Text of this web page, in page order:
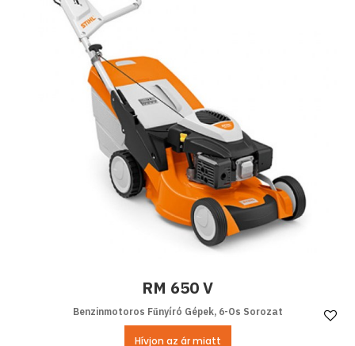
RM 650 V
Benzinmotoros Fűnyíró Gépek, 6-Os Sorozat
Hívjon az ár miatt